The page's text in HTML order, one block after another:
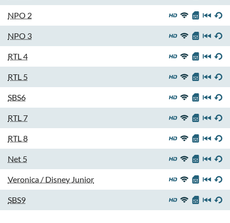
NPO 2
NPO 3
RTL 4
RTL 5
SBS6
RTL 7
RTL 8
Net 5
Veronica / Disney Junior
SBS9